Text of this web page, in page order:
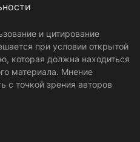
и цитирование
при условии открытой
которая должна находиться
материала. Мнение
с точкой зрения авторов